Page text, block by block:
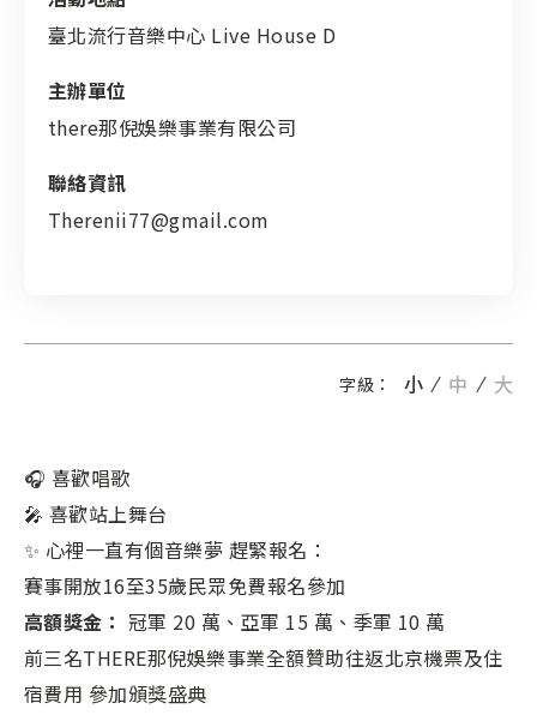
臺北流行音樂中心 Live House D
主辦單位
there那倪娛樂事業有限公司
聯絡資訊
Therenii77@gmail.com
字級： 小 中 大
🎧 喜歡唱歌
🎤 喜歡站上舞台
✨ 心裡一直有個音樂夢 趕緊報名：
賽事開放16至35歲民眾免費報名參加
高額獎金： 冠軍 20 萬、亞軍 15 萬、季軍 10 萬
前三名THERE那倪娛樂事業全額贊助往返北京機票及住
宿費用 參加頒獎盛典